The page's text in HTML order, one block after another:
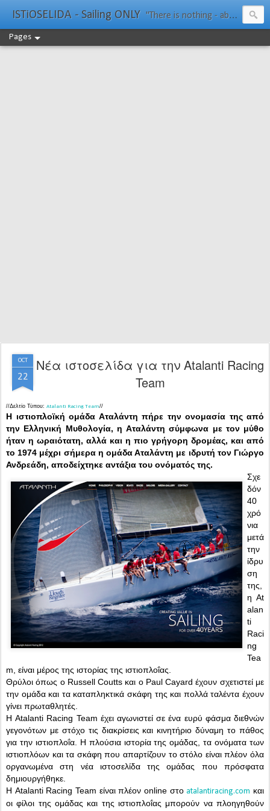
ISTiOSELIDA - Sailing ONLY "There is nothing - absolutely nothing - half so much worth doing as simply messing about in boats." Water Rat, Kenneth Grahame
Pages
OCT
22
Νέα ιστοσελίδα για την Atalanti Racing
Team
//Δελτίο Τύπου: Atalanti Racing Team//
Η ιστιοπλοϊκή ομάδα Αταλάντη πήρε την ονομασία της από
την Ελληνική Μυθολογία, η Αταλάντη σύμφωνα με τον μύθο
ήταν η ωραιότατη, αλλά και η πιο γρήγορη δρομέας, και από
το 1974 μέχρι σήμερα η ομάδα Αταλάντη με ιδρυτή τον Γιώργο
Ανδρεάδη, αποδείχτηκε αντάξια του ονόματός της.
Σχε
δόν
40
χρό
νια
μετά
την
ίδρυ
ση
της,
η At
alan
ti
Raci
ng
Tea
m, είναι μέρος της ιστορίας της ιστιοπλοΐας.
Θρύλοι όπως ο Russell Coutts και ο Paul Cayard έχουν σχετιστεί με
την ομάδα και τα καταπληκτικά σκάφη της και πολλά ταλέντα έχουν
γίνει πρωταθλητές.
Η Atalanti Racing Team έχει αγωνιστεί σε ένα ευρύ φάσμα διεθνών
γεγονότων με στόχο τις διακρίσεις και κινητήριο δύναμη το πάθος
για την ιστιοπλοΐα. Η πλούσια ιστορία της ομάδας, τα ονόματα των
ιστιοπλόων και τα σκάφη που απαρτίζουν το στόλο είναι πλέον όλα
οργανωμένα στη νέα ιστοσελίδα της ομάδας που πρόσφατα
δημιουργήθηκε.
Η Atalanti Racing Team είναι πλέον online στοatalantiracing.com και
οι φίλοι της ομάδας και της ιστιοπλοΐας μπορούν να πλοηγηθούν